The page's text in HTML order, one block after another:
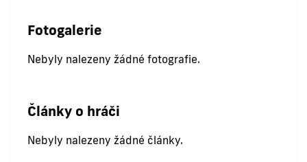
Fotogalerie
Nebyly nalezeny žádné fotografie.
Články o hráči
Nebyly nalezeny žádné články.